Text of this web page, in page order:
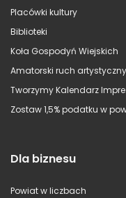
Placówki kultury
Biblioteki
Koła Gospodyń Wiejskich
Amatorski ruch artystyczny
Tworzymy Kalendarz
Zostaw 1,5% podatku w
Dla biznesu
Powiat w liczbach